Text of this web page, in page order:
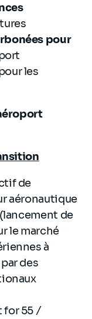
pour
les
de
aéronautique
de
le marché
à
des
for 55 /